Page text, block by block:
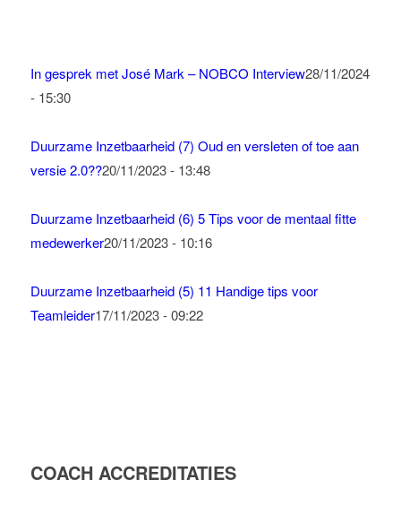
In gesprek met José Mark – NOBCO Interview28/11/2024
- 15:30
Duurzame Inzetbaarheid (7) Oud en versleten of toe aan
versie 2.0??20/11/2023 - 13:48
Duurzame Inzetbaarheid (6) 5 Tips voor de mentaal fitte
medewerker20/11/2023 - 10:16
Duurzame Inzetbaarheid (5) 11 Handige tips voor
Teamleider17/11/2023 - 09:22
COACH ACCREDITATIES